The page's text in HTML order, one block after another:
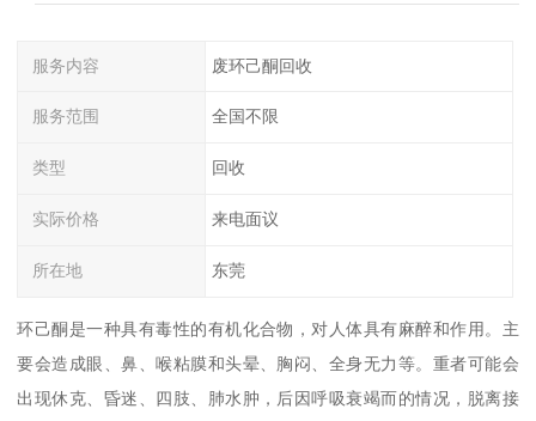
服务内容 废环己酮回收
服务范围 全国不限
类型 回收
实际价格 来电面议
所在地 东莞
环己酮是一种具有毒性的有机化合物，对人体具有麻醉和作用。主
要会造成眼、鼻、喉粘膜和头晕、胸闷、全身无力等。重者可能会
出现休克、昏迷、四肢、肺水肿，后因呼吸衰竭而的情况，脱离接